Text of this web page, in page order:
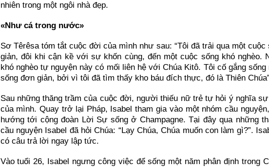
nhiên trong một ngôi nhà đẹp.
«Như cá trong nước»
Sơ Têrêsa tóm tắt cuộc đời của mình như sau: “Tôi đã trải qua một cuộc
giản, đôi khi cận kề với sự khốn cùng, đến một cuộc sống khó nghèo.
khó nghèo tự nguyện này có mối liên hệ với Chúa Kitô. Tôi cố gắng sống
sống đơn giản, bởi vì tôi đã tìm thấy kho báu đích thực, đó là Thiên
Sau những thăng trầm của cuộc đời, người thiếu nữ trẻ tự hỏi ý nghĩa
của mình. Quay trở lại Pháp, Isabel tham gia vào một nhóm cầu
hướng tới cộng đoàn Lời Sự sống ở Champagne. Tại đây qua những
cầu nguyện Isabel đã hỏi Chúa: “Lạy Chúa, Chúa muốn con làm gì?”.
có câu trả lời ngay lập tức.
Vào tuổi 26, Isabel ngưng công việc để sống một năm phân định trong